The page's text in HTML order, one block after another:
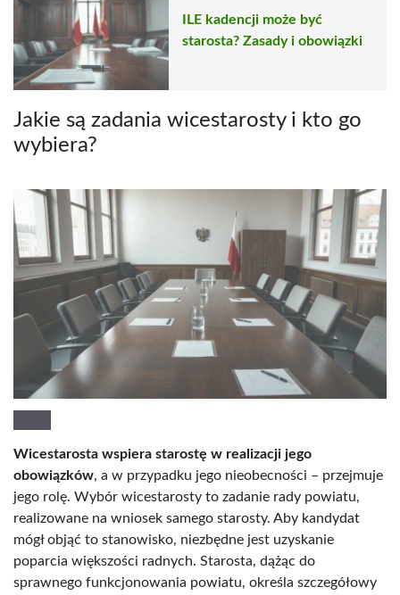
ILE kadencji może być
starosta? Zasady i obowiązki
Jakie są zadania wicestarosty i kto go
wybiera?
Wicestarosta wspiera starostę w realizacji jego
obowiązków, a w przypadku jego nieobecności – przejmuje
jego rolę. Wybór wicestarosty to zadanie rady powiatu,
realizowane na wniosek samego starosty. Aby kandydat
mógł objąć to stanowisko, niezbędne jest uzyskanie
poparcia większości radnych. Starosta, dążąc do
sprawnego funkcjonowania powiatu, określa szczegółowy